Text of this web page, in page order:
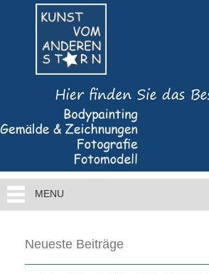
MENU
Neueste Beiträge